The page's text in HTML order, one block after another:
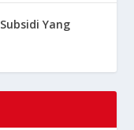
Yang